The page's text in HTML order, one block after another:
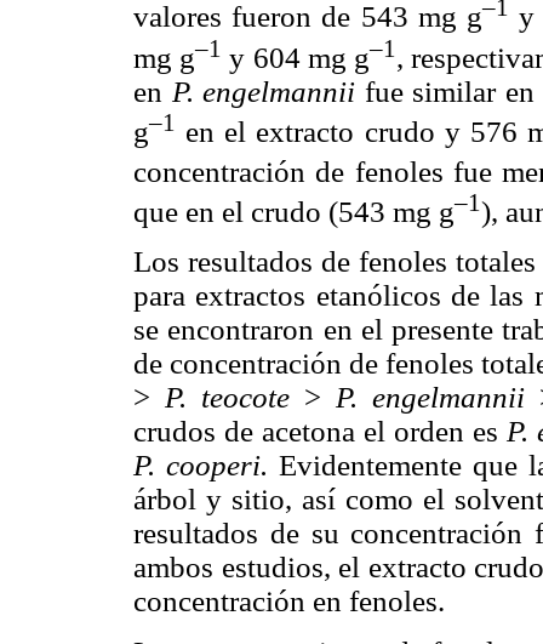
valores fueron de 543 mg g–1 y
mg g–1 y 604 mg g–1 ,
en P. engelmannii fue similar en
g–1 en el extracto crudo y 576
concentración de fenoles fue
que en el crudo (543 mg g–1),
Los resultados de fenoles
para extractos etanólicos de las
se encontraron en el presente
de concentración de fenoles
> P. teocote > P. engelmannii
crudos de acetona el orden es P.
P. cooperi. Evidentemente que
árbol y sitio, así como el
resultados de su concentración
ambos estudios, el extracto
concentración en fenoles.